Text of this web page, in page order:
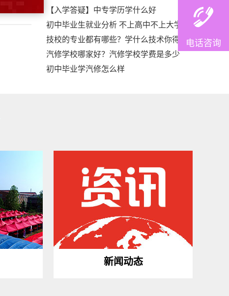
【入学答疑】中专学历学什么好
初中毕业生就业分析 不上高中不上大学
技校的专业都有哪些？学什么技术你得
汽修学校哪家好？汽修学校学费是多少
初中毕业学汽修怎么样
新闻动态
电话咨询